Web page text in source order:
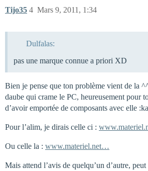
Tijo35 Mars 9, 2011, 1:34
4
Dulfalas:
pas une marque connue a priori XD
Bien je pense que ton problème vient de la
daube qui crame le PC, heureusement pour
d’avoir emportée de composants avec elle
Pour l’alim, je dirais celle ci :
Ou celle la : www.materiel.net…
Mais attend l’avis de quelqu’un d’autre,